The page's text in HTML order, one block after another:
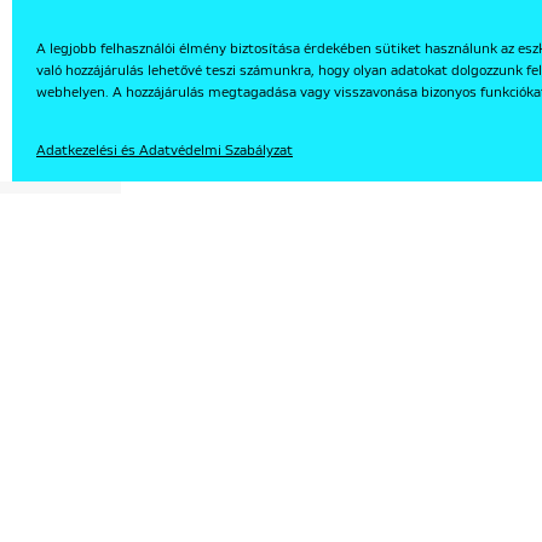
A legjobb felhasználói élmény biztosítása érdekében sütiket használunk az
való hozzájárulás lehetővé teszi számunkra, hogy olyan adatokat dolgozzunk
webhelyen. A hozzájárulás megtagadása vagy visszavonása bizonyos
Adatkezelési és Adatvédelmi Szabályzat
EN